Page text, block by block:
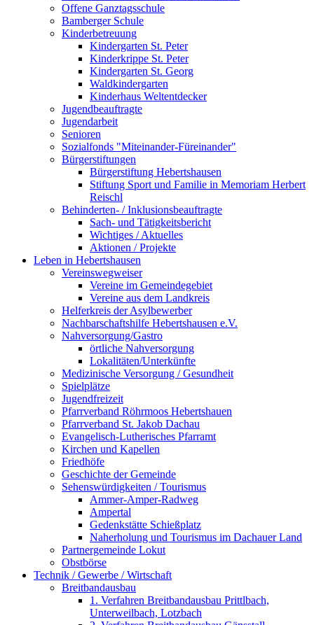
Offene Ganztagsschule
Bamberger Schule
Kinderbetreuung
Kindergarten St. Peter
Kinderkrippe St. Peter
Kindergarten St. Georg
Waldkindergarten
Kinderhaus Weltentdecker
Jugendbeauftragte
Jugendarbeit
Senioren
Sozialfonds "Miteinander-Füreinander"
Bürgerstiftungen
Bürgerstiftung Hebertshausen
Stiftung Sport und Familie in Memoriam Herbert
Reischl
Behinderten- / Inklusionsbeauftragte
Sach- und Tätigkeitsbericht
Wichtiges / Aktuelles
Aktionen / Projekte
Leben in Hebertshausen
Vereinswegweiser
Vereine im Gemeindegebiet
Vereine aus dem Landkreis
Helferkreis der Asylbewerber
Nachbarschaftshilfe Hebertshausen e.V.
Nahversorgung/Gastro
örtliche Nahversorgung
Lokalitäten/Unterkünfte
Medizinische Versorgung / Gesundheit
Spielplätze
Jugendfreizeit
Pfarrverband Röhrmoos Hebertshauen
Pfarrverband St. Jakob Dachau
Evangelisch-Lutherisches Pfarramt
Kirchen und Kapellen
Friedhöfe
Geschichte der Gemeinde
Sehenswürdigkeiten / Tourismus
Ammer-Amper-Radweg
Ampertal
Gedenkstätte Schießplatz
Naherholung und Tourismus im Dachauer Land
Partnergemeinde Lokut
Obstbörse
Technik / Gewerbe / Wirtschaft
Breitbandausbau
1. Verfahren Breitbandausbau Prittlbach,
Unterweilbach, Lotzbach